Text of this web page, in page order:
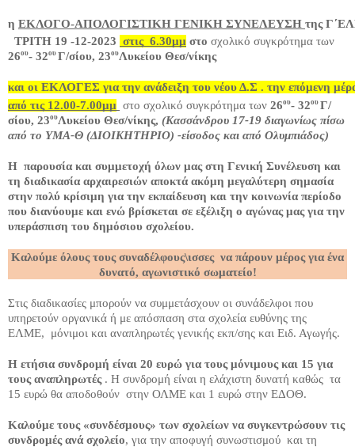
η ΕΚΛΟΓΟ-ΑΠΟΛΟΓΙΣΤΙΚΗ ΓΕΝΙΚΗ ΣΥΝΕΛΕΥΣΗ της
ΤΡΙΤΗ 19 -12-2023 στις 6.30μμ στο σχολικό συγκρότημα των
26ου- 32ου Γ/σίου, 23ουΛυκείου Θεσ/νίκης
και οι ΕΚΛΟΓΕΣ για την ανάδειξη του νέου Δ.Σ . την επόμενη
από τις 12.00-7.00μμ στο σχολικό συγκρότημα των 26ου- 32ου Γ/
σίου, 23ουΛυκείου Θεσ/νίκης, (Κασσάνδρου 17-19 διαγωνίως πίσω
από το ΥΜΑ-Θ (ΔΙΟΙΚΗΤΗΡΙΟ) -είσοδος και από Ολυμπιάδος)
Η παρουσία και συμμετοχή όλων μας στη Γενική Συνέλευση και
τη διαδικασία αρχαιρεσιών αποκτά ακόμη μεγαλύτερη σημασία
στην πολύ κρίσιμη για την εκπαίδευση και την κοινωνία περίοδο
που διανύουμε και ενώ βρίσκεται σε εξέλιξη ο αγώνας μας για την
υπεράσπιση του δημόσιου σχολείου.
Καλούμε όλους τους συναδέλφους\ισσες να πάρουν μέρος για ένα
δυνατό, αγωνιστικό σωματείο!
Στις διαδικασίες μπορούν να συμμετάσχουν οι συνάδελφοι που
υπηρετούν οργανικά ή με απόσπαση στα σχολεία ευθύνης της
ΕΛΜΕ, μόνιμοι και αναπληρωτές γενικής εκπ/σης και Ειδ. Αγωγής.
Η ετήσια συνδρομή είναι 20 ευρώ για τους μόνιμους και 15 για
τους αναπληρωτές . Η συνδρομή είναι η ελάχιστη δυνατή καθώς τα
15 ευρώ θα αποδοθούν στην ΟΛΜΕ και 1 ευρώ στην ΕΔΟΘ.
Καλούμε τους «συνδέσμους» των σχολείων να συγκεντρώσουν τις
συνδρομές ανά σχολείο, για την αποφυγή συνωστισμού και τη